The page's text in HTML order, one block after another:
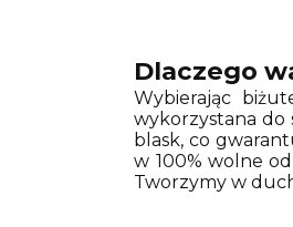
Dlaczego
Wybierając
wykorzystana do
blask, co
w 100% wolne
Tworzymy w